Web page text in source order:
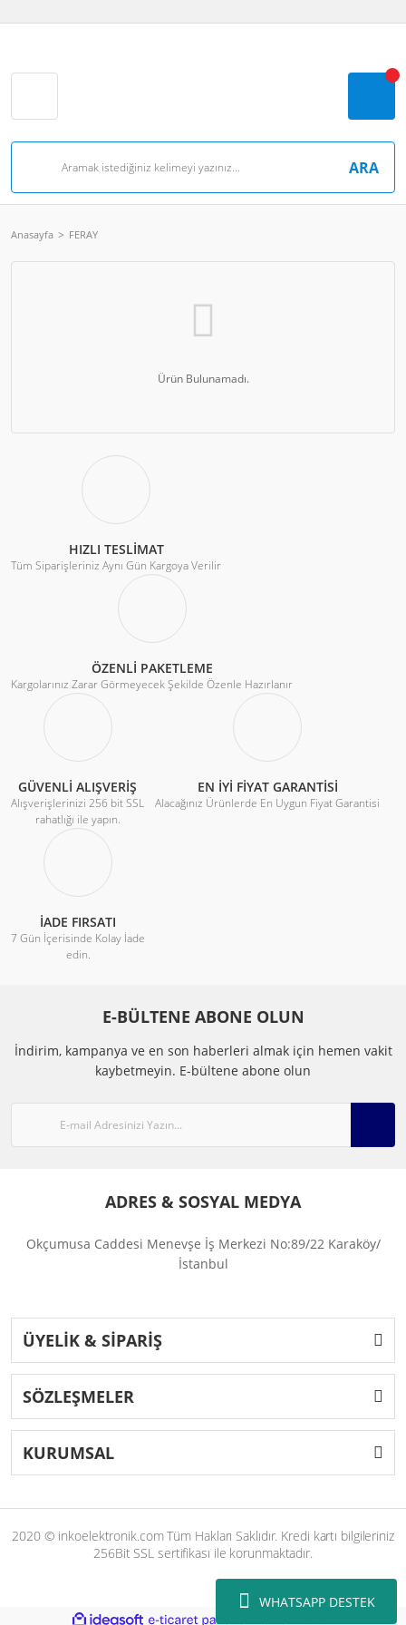
WHATSAPP DESTEK
ARA
Anasayfa FERAY
Ürün Bulunamadı.
HIZLI TESLİMAT
Tüm Siparişleriniz Aynı Gün Kargoya Verilir
ÖZENLİ PAKETLEME
Kargolarınız Zarar Görmeyecek Şekilde Özenle Hazırlanır
GÜVENLİ ALIŞVERİŞ
Alışverişlerinizi 256 bit SSL
rahatlığı ile yapın.
EN İYİ FİYAT GARANTİSİ
Alacağınız Ürünlerde En Uygun Fiyat Garantisi
İADE FIRSATI
7 Gün İçerisinde Kolay İade
edin.
E-BÜLTENE ABONE OLUN
İndirim, kampanya ve en son haberleri almak için hemen vakit
kaybetmeyin. E-bültene abone olun
ADRES & SOSYAL MEDYA
Okçumusa Caddesi Menevşe İş Merkezi No:89/22 Karaköy/
İstanbul
ÜYELİK & SİPARİŞ
SÖZLEŞMELER
KURUMSAL
2020 © inkoelektronik.com Tüm Hakları Saklıdır. Kredi kartı bilgileriniz
256Bit SSL sertifikası ile korunmaktadır.
ideasoft